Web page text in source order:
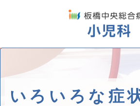
ご予約・お問い合わせ
03-3967-
（AM8:30〜PM5:00）
24時間受付
03-3967-
（代表）
いろいろな症